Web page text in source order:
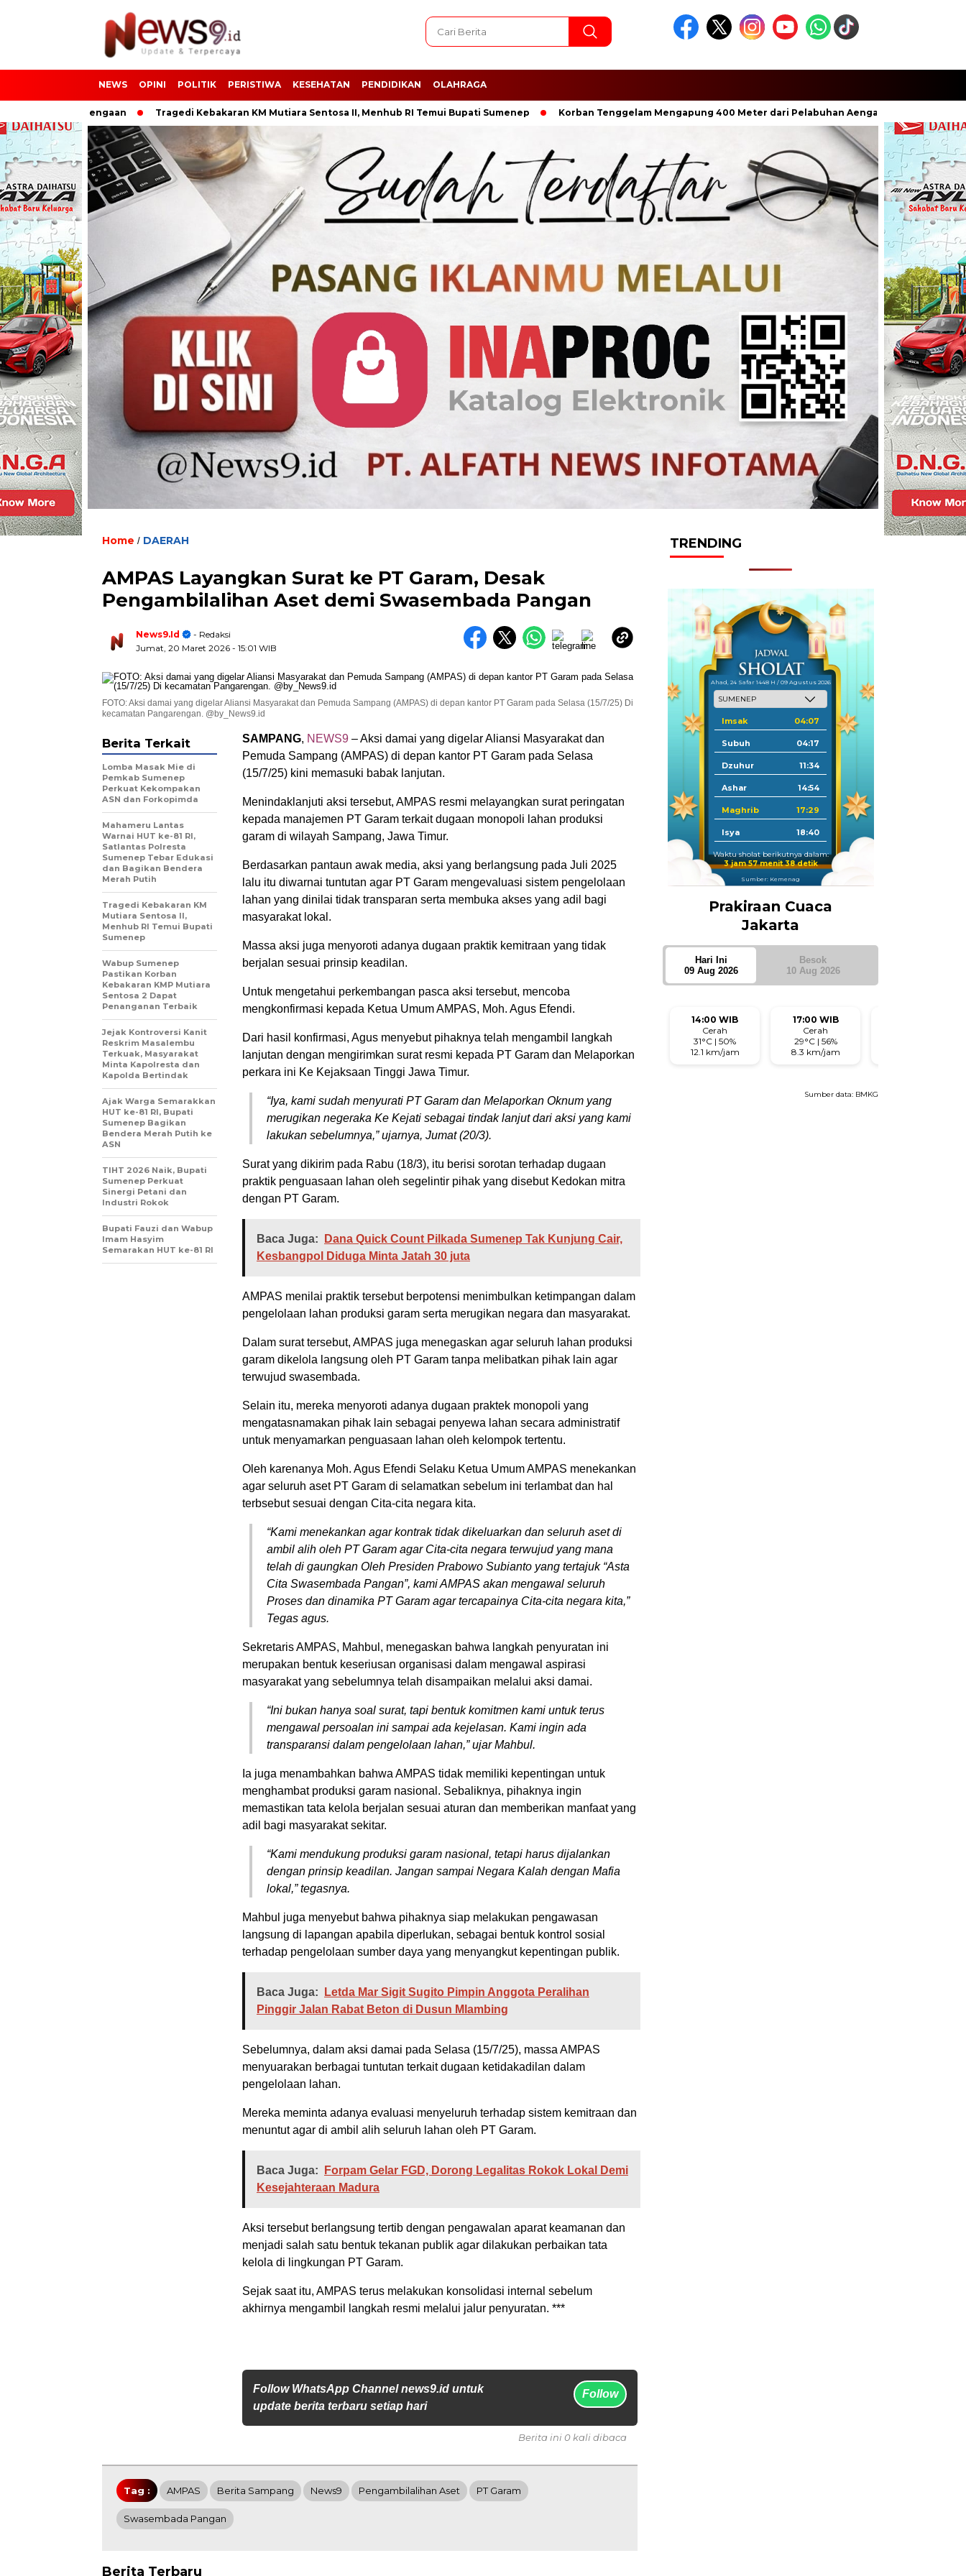
NEWS OPINI POLITIK PERISTIWA KESEHATAN PENDIDIKAN OLAHRAGA
Tragedi Kebakaran KM Mutiara Sentosa II, Menhub RI Temui Bupati Sumenep Korban Tenggelam Mengapung 400 Meter dari Pelabuhan Aenganyar
Home / DAERAH
AMPAS Layangkan Surat ke PT Garam, Desak
Pengambilalihan Aset demi Swasembada Pangan
News9.id
- Redaksi
Jumat, 20 Maret 2026 - 15:01 WIB
FOTO: Aksi damai yang digelar Aliansi Masyarakat dan Pemuda Sampang (AMPAS) di depan kantor PT Garam pada Selasa (15/7/25) Di
kecamatan Pangarengan. @by_News9.id
SAMPANG, NEWS9 – Aksi damai yang digelar Aliansi Masyarakat dan
Pemuda Sampang (AMPAS) di depan kantor PT Garam pada Selasa
(15/7/25) kini memasuki babak lanjutan.
Menindaklanjuti aksi tersebut, AMPAS resmi melayangkan surat peringatan
kepada manajemen PT Garam terkait dugaan monopoli lahan produksi
garam di wilayah Sampang, Jawa Timur.
Berdasarkan pantaun awak media, aksi yang berlangsung pada Juli 2025
lalu itu diwarnai tuntutan agar PT Garam mengevaluasi sistem pengelolaan
lahan yang dinilai tidak transparan serta membuka akses yang adil bagi
masyarakat lokal.
Massa aksi juga menyoroti adanya dugaan praktik kemitraan yang tidak
berjalan sesuai prinsip keadilan.
Untuk mengetahui perkembangan pasca aksi tersebut, mencoba
mengkonfirmasi kepada Ketua Umum AMPAS, Moh. Agus Efendi.
Dari hasil konfirmasi, Agus menyebut pihaknya telah mengambil langkah
lanjutan dengan mengirimkan surat resmi kepada PT Garam dan Melaporkan
perkara ini Ke Kejaksaan Tinggi Jawa Timur.
“Iya, kami sudah menyurati PT Garam dan Melaporkan Oknum yang
merugikan negeraka Ke Kejati sebagai tindak lanjut dari aksi yang kami
lakukan sebelumnya,” ujarnya, Jumat (20/3).
Surat yang dikirim pada Rabu (18/3), itu berisi sorotan terhadap dugaan
praktik penguasaan lahan oleh segelintir pihak yang disebut Kedokan mitra
dengan PT Garam.
Baca Juga:
Dana Quick Count Pilkada Sumenep Tak Kunjung Cair,
Kesbangpol Diduga Minta Jatah 30 juta
AMPAS menilai praktik tersebut berpotensi menimbulkan ketimpangan dalam
pengelolaan lahan produksi garam serta merugikan negara dan masyarakat.
Dalam surat tersebut, AMPAS juga menegaskan agar seluruh lahan produksi
garam dikelola langsung oleh PT Garam tanpa melibatkan pihak lain agar
terwujud swasembada.
Selain itu, mereka menyoroti adanya dugaan praktek monopoli yang
mengatasnamakan pihak lain sebagai penyewa lahan secara administratif
untuk menyamarkan penguasaan lahan oleh kelompok tertentu.
Oleh karenanya Moh. Agus Efendi Selaku Ketua Umum AMPAS menekankan
agar seluruh aset PT Garam di selamatkan sebelum ini terlambat dan hal
terbsebut sesuai dengan Cita-cita negara kita.
“Kami menekankan agar kontrak tidak dikeluarkan dan seluruh aset di
ambil alih oleh PT Garam agar Cita-cita negara terwujud yang mana
telah di gaungkan Oleh Presiden Prabowo Subianto yang tertajuk “Asta
Cita Swasembada Pangan”, kami AMPAS akan mengawal seluruh
Proses dan dinamika PT Garam agar tercapainya Cita-cita negara kita,”
Tegas agus.
Sekretaris AMPAS, Mahbul, menegaskan bahwa langkah penyuratan ini
merupakan bentuk keseriusan organisasi dalam mengawal aspirasi
masyarakat yang sebelumnya telah disampaikan melalui aksi damai.
“Ini bukan hanya soal surat, tapi bentuk komitmen kami untuk terus
mengawal persoalan ini sampai ada kejelasan. Kami ingin ada
transparansi dalam pengelolaan lahan,” ujar Mahbul.
Ia juga menambahkan bahwa AMPAS tidak memiliki kepentingan untuk
menghambat produksi garam nasional. Sebaliknya, pihaknya ingin
memastikan tata kelola berjalan sesuai aturan dan memberikan manfaat yang
adil bagi masyarakat sekitar.
“Kami mendukung produksi garam nasional, tetapi harus dijalankan
dengan prinsip keadilan. Jangan sampai Negara Kalah dengan Mafia
lokal,” tegasnya.
Mahbul juga menyebut bahwa pihaknya siap melakukan pengawasan
langsung di lapangan apabila diperlukan, sebagai bentuk kontrol sosial
terhadap pengelolaan sumber daya yang menyangkut kepentingan publik.
Baca Juga:
Letda Mar Sigit Sugito Pimpin Anggota Peralihan
Pinggir Jalan Rabat Beton di Dusun Mlambing
Sebelumnya, dalam aksi damai pada Selasa (15/7/25), massa AMPAS
menyuarakan berbagai tuntutan terkait dugaan ketidakadilan dalam
pengelolaan lahan.
Mereka meminta adanya evaluasi menyeluruh terhadap sistem kemitraan dan
menuntut agar di ambil alih seluruh lahan oleh PT Garam.
Baca Juga:
Forpam Gelar FGD, Dorong Legalitas Rokok Lokal Demi
Kesejahteraan Madura
Aksi tersebut berlangsung tertib dengan pengawalan aparat keamanan dan
menjadi salah satu bentuk tekanan publik agar dilakukan perbaikan tata
kelola di lingkungan PT Garam.
Sejak saat itu, AMPAS terus melakukan konsolidasi internal sebelum
akhirnya mengambil langkah resmi melalui jalur penyuratan. ***
Follow WhatsApp Channel news9.id untuk
update berita terbaru setiap hari
Follow
Berita Terkait
Lomba Masak Mie di
Pemkab Sumenep
Perkuat Kekompakan
ASN dan Forkopimda
Mahameru Lantas
Warnai HUT ke-81 RI,
Satlantas Polresta
Sumenep Tebar Edukasi
dan Bagikan Bendera
Merah Putih
Tragedi Kebakaran KM
Mutiara Sentosa II,
Menhub RI Temui Bupati
Sumenep
Wabup Sumenep
Pastikan Korban
Kebakaran KMP Mutiara
Sentosa 2 Dapat
Penanganan Terbaik
Jejak Kontroversi Kanit
Reskrim Masalembu
Terkuak, Masyarakat
Minta Kapolresta dan
Kapolda Bertindak
Ajak Warga Semarakkan
HUT ke-81 RI, Bupati
Sumenep Bagikan
Bendera Merah Putih ke
ASN
TIHT 2026 Naik, Bupati
Sumenep Perkuat
Sinergi Petani dan
Industri Rokok
Bupati Fauzi dan Wabup
Imam Hasyim
Semarakan HUT ke-81 RI
Berita ini 0 kali dibaca
Tag : AMPAS Berita Sampang News9 Pengambilalihan Aset PT Garam
Swasembada Pangan
Berita Terbaru
TRENDING
Ahad, 24 Safar 1448 H / 09 Agustus 2026
Imsak 04:07
Subuh 04:17
Dzuhur 11:34
Ashar 14:54
Maghrib 17:29
Isya 18:40
Waktu sholat berikutnya dalam:
3 jam 57 menit 37 detik
Sumber: Kemenag
Prakiraan Cuaca
Jakarta
Hari Ini
09 Aug 2026
Besok
10 Aug 2026
14:00 WIB
Cerah
31°C | 50%
12.1 km/jam
17:00 WIB
Cerah
29°C | 56%
8.3 km/jam
Sumber data: BMKG